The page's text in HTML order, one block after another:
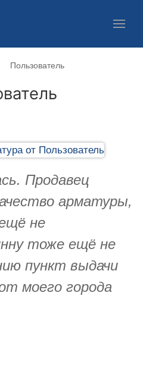
Пользователь
Продавец
арматуры,
не
тоже ещё не
пункт выдачи
моего города